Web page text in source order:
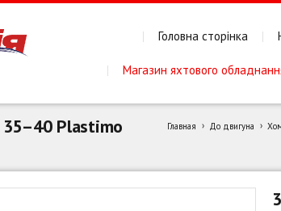
Головна сторінка
Магазин яхтового
Главная До двигуна
35–40 Plastimo
3